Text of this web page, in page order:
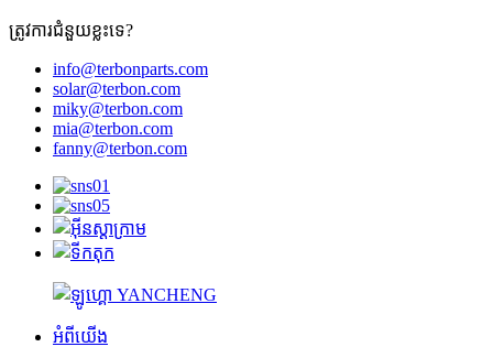
ត្រូវការជំនួយខ្លះទេ?
info@terbonparts.com
solar@terbon.com
miky@terbon.com
mia@terbon.com
fanny@terbon.com
អំពីយើង